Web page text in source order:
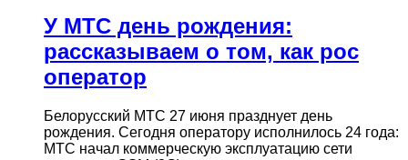
У МТС день рождения:
рассказываем о том, как рос
оператор
Белорусский МТС 27 июня празднует день
рождения. Сегодня оператору исполнилось 24 года:
МТС начал коммерческую эксплуатацию сети